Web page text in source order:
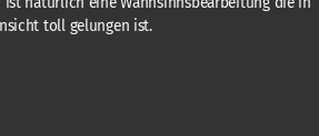
toll gelungen ist.